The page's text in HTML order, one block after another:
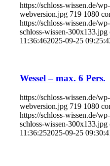
https://schloss-wissen.de/
webversion.jpg 719 1080
https://schloss-wissen.de/
schloss-wissen-300x133.jpg
11:36:462025-09-25
Wessel – max. 6 Pers.
https://schloss-wissen.de/
webversion.jpg 719 1080
https://schloss-wissen.de/
schloss-wissen-300x133.jpg
11:36:252025-09-25